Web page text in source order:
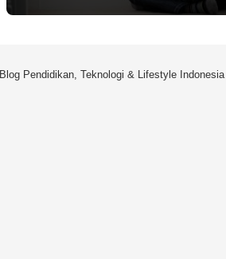
Blog Pendidikan, Teknologi & Lifestyle Indonesia